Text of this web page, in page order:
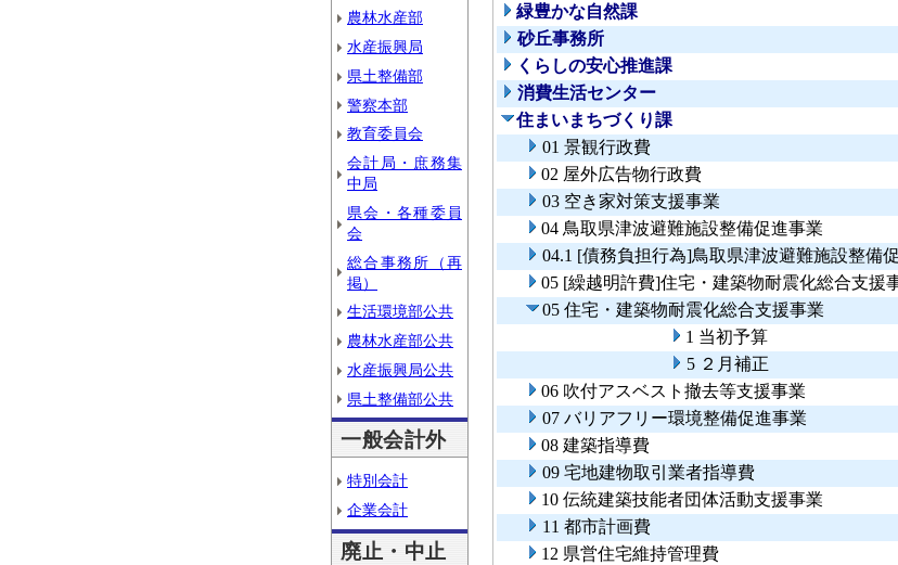
農林水産部
水産振興局
県土整備部
警察本部
教育委員会
会計局・庶務集
中局
県会・各種委員
会
総合事務所（再
掲）
生活環境部公共
農林水産部公共
水産振興局公共
県土整備部公共
一般会計外
特別会計
企業会計
廃止・中止
緑豊かな自然課
砂丘事務所
くらしの安心推進課
消費生活センター
住まいまちづくり課
01 景観行政費
02 屋外広告物行政費
03 空き家対策支援事業
04 鳥取県津波避難施設整備促進事業
04.1 [債務負担行為]鳥取県津波避難施設整備
05 [繰越明許費]住宅・建築物耐震化総合支援
05 住宅・建築物耐震化総合支援事業
1 当初予算
5 ２月補正
06 吹付アスベスト撤去等支援事業
07 バリアフリー環境整備促進事業
08 建築指導費
09 宅地建物取引業者指導費
10 伝統建築技能者団体活動支援事業
11 都市計画費
12 県営住宅維持管理費